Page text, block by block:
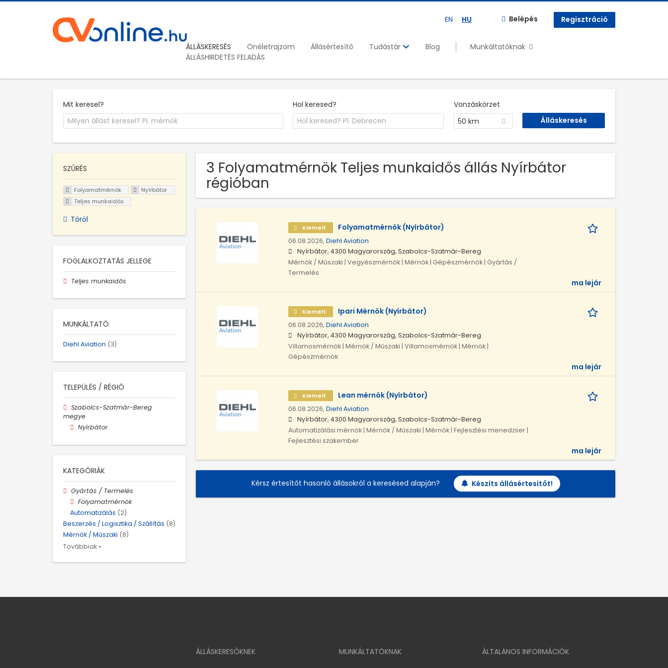
EN HU Belépés Regisztráció
ÁLLÁSKERESÉS Önéletrajzom Állásértesítő Tudástár Blog
Munkáltatóknak
ÁLLÁSHIRDETÉS FELADÁS
Mit keresel? Hol keresed?
Vonzáskörzet
50 km
3 Folyamatmérnök Teljes munkaidős állás Nyírbátor
régióban
Kiemelt Folyamatmérnök (Nyírbátor)
06.08.2026, Diehl Aviation
Nyírbátor, 4300 Magyarország, Szabolcs-Szatmár-Bereg
Mérnök / Műszaki | Vegyészmérnök | Mérnök | Gépészmérnök | Gyártás /
Termelés
ma lejár
Kiemelt Ipari Mérnök (Nyírbátor)
06.08.2026, Diehl Aviation
Nyírbátor, 4300 Magyarország, Szabolcs-Szatmár-Bereg
Villamosmérnök | Mérnök / Műszaki | Villamosmérnök | Mérnök |
Gépészmérnök
ma lejár
Kiemelt Lean mérnök (Nyírbátor)
06.08.2026, Diehl Aviation
Nyírbátor, 4300 Magyarország, Szabolcs-Szatmár-Bereg
Automatizálási mérnök | Mérnök / Műszaki | Mérnök | Fejlesztési menedzser |
Fejlesztési szakember
ma lejár
Kérsz értesítőt hasonló állásokról a keresésed alapján? Készíts állásértesítőt!
SZŰRÉS
Folyamatmérnök
Nyírbátor
Teljes munkaidős
Töröl
FOGLALKOZTATÁS JELLEGE
Teljes munkaidős
MUNKÁLTATÓ
Diehl Aviation (3)
TELEPÜLÉS / RÉGIÓ
Szabolcs-Szatmár-Bereg
megye
Nyírbátor
KATEGÓRIÁK
Gyártás / Termelés
Folyamatmérnök
Automatizálás (2)
Beszerzés / Logisztika / Szállítás (8)
Mérnök / Műszaki (8)
Továbbiak »
ÁLLÁSKERESŐKNEK MUNKÁLTATÓKNAK ÁLTALÁNOS INFORMÁCIÓK